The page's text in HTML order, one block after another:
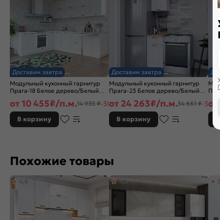
Доставим завтра
Модульный кухонный гарнитур
Прага-18 Белое дерево/Белый
2140x2190/2600x600
от10 455₽/п.м.14 935 ₽-30%
В корзину
Доставим завтра
Модульный кухонный гарнитур
Прага-23 Белое дерево/Белый
от 24 263₽/п.м.34 661 ₽-30%
В корзину
от
Похожие товары
4,9 4,8